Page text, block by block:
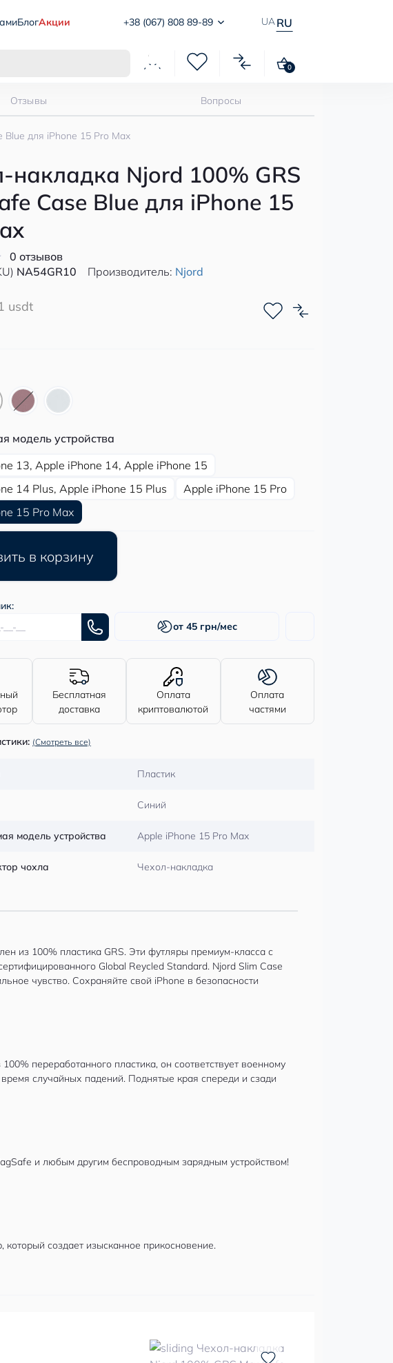
БлогАкции +38 (067) 808 89-89 UA RU
0
Blue для iPhone 15 Pro Max
Отзывы Вопросы
накладка Njord 100% GRS
Case Blue для iPhone 15
0 отзывов
NA54GR10 Производитель: Njord
usdt
модель устройства
13, Apple iPhone 14, Apple iPhone 15
14 Plus, Apple iPhone 15 Plus
Apple iPhone 15 Pro
15 Pro Max
в корзину
от 45 грн/мес
Бесплатная
доставка
Оплата
криптовалютой
Оплата
частями
(Смотреть все)
Пластик
Синий
модель устройства Apple iPhone 15 Pro Max
чохла Чехол-накладка
из 100% пластика GRS. Эти футляры премиум-класса с
Global Reycled Standard. Njord Slim Case
чувство. Сохраняйте свой iPhone в безопасности
переработанного пластика, он соответствует военному
случайных падений. Поднятые края спереди и сзади
и любым другим беспроводным зарядным устройством!
который создает изысканное прикосновение.